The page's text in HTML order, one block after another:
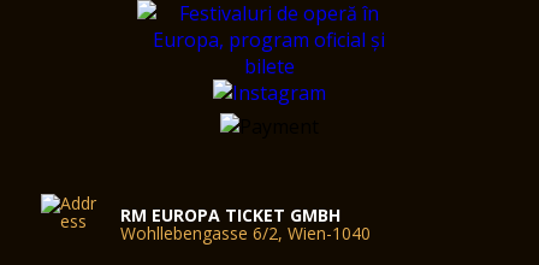
RM EUROPA TICKET GMBH
Wohllebengasse 6/2, Wien-1040